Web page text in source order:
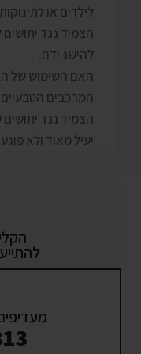
לילדים או
הצמיד נגד
להישג ידם.
האם השימוש של
המרכבים הטבעיים
הצמיד נגד
יעיל מאוד ולא